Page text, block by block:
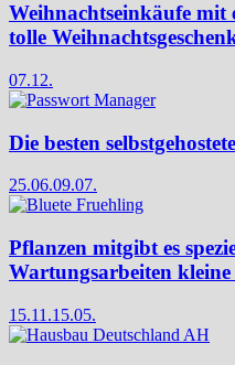
Weihnachtseinkäufe
tolle
07.12.
Die besten
25.06.09.07.
Pflanzen mitgibt es
Wartungsarbeiten kleine
15.11.15.05.